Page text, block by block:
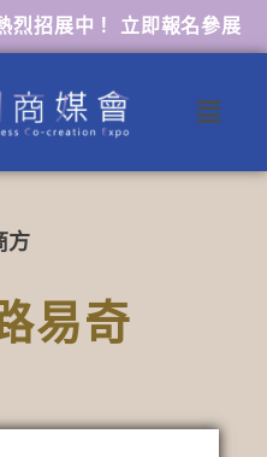
招展中！ 立即報名參展
方
易奇